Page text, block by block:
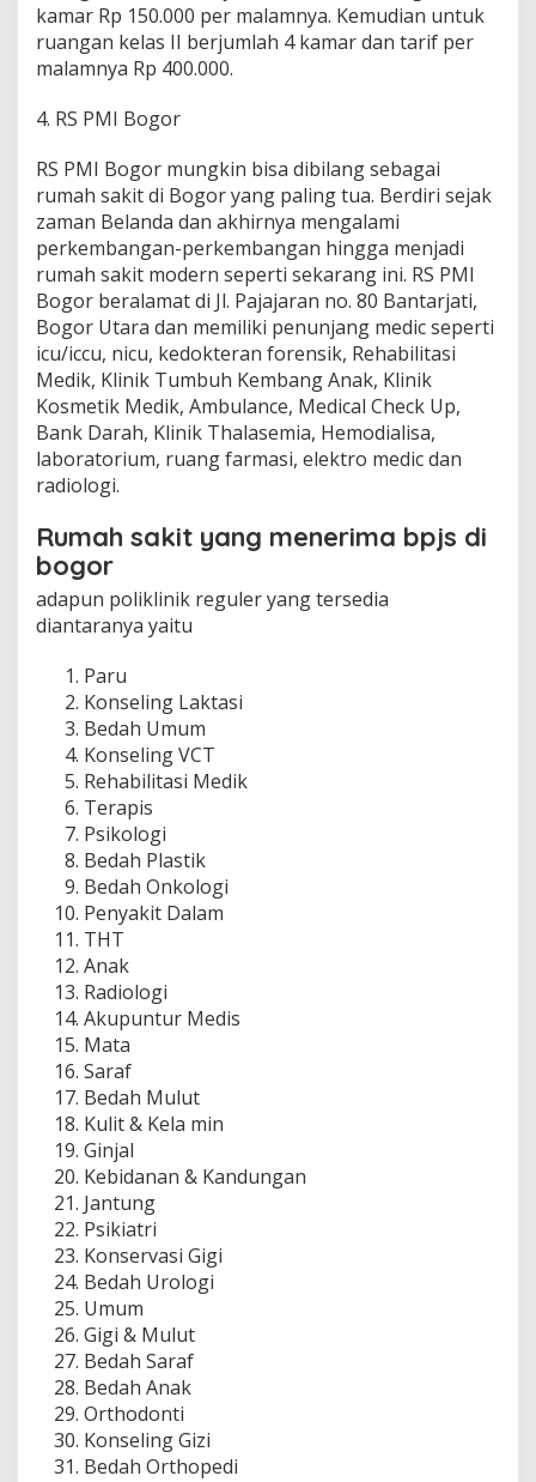
kamar Rp 150.000 per malamnya. Kemudian untuk
ruangan kelas II berjumlah 4 kamar dan tarif per
malamnya Rp 400.000.
4. RS PMI Bogor
RS PMI Bogor mungkin bisa dibilang sebagai
rumah sakit di Bogor yang paling tua. Berdiri sejak
zaman Belanda dan akhirnya mengalami
perkembangan-perkembangan hingga menjadi
rumah sakit modern seperti sekarang ini. RS PMI
Bogor beralamat di Jl. Pajajaran no. 80 Bantarjati,
Bogor Utara dan memiliki penunjang medic seperti
icu/iccu, nicu, kedokteran forensik, Rehabilitasi
Medik, Klinik Tumbuh Kembang Anak, Klinik
Kosmetik Medik, Ambulance, Medical Check Up,
Bank Darah, Klinik Thalasemia, Hemodialisa,
laboratorium, ruang farmasi, elektro medic dan
radiologi.
Rumah sakit yang menerima bpjs di
bogor
adapun poliklinik reguler yang tersedia
diantaranya yaitu
Paru
Konseling Laktasi
Bedah Umum
Konseling VCT
Rehabilitasi Medik
Terapis
Psikologi
Bedah Plastik
Bedah Onkologi
Penyakit Dalam
THT
Anak
Radiologi
Akupuntur Medis
Mata
Saraf
Bedah Mulut
Kulit & Kela min
Ginjal
Kebidanan & Kandungan
Jantung
Psikiatri
Konservasi Gigi
Bedah Urologi
Umum
Gigi & Mulut
Bedah Saraf
Bedah Anak
Orthodonti
Konseling Gizi
Bedah Orthopedi